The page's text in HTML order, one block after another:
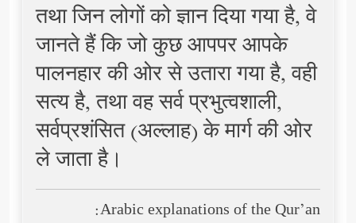
तथा जिन लोगों को ज्ञान दिया गया है, वे
जानते हैं कि जो कुछ आपपर आपके
पालनहार की ओर से उतारा गया है, वही
सत्य है, तथा वह सर्व प्रभुत्वशाली,
सर्वप्रशंसित (अल्लाह) के मार्ग की ओर
ले जाता है।
Arabic explanations of the Qur’an: